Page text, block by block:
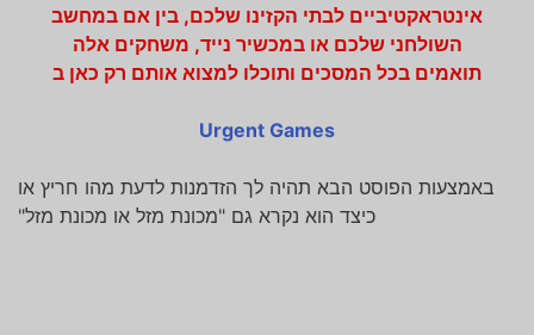
אינטראקטיביים לבתי הקזינו שלכם, בין אם במחשב
השולחני שלכם או במכשיר נייד, משחקים אלה
תואמים בכל המסכים ותוכלו למצוא אותם רק כאן ב
Urgent Games
באמצעות הפוסט הבא תהיה לך הזדמנות לדעת מהו חריץ או
כיצד הוא נקרא גם "מכונת מזל או מכונת מזל"